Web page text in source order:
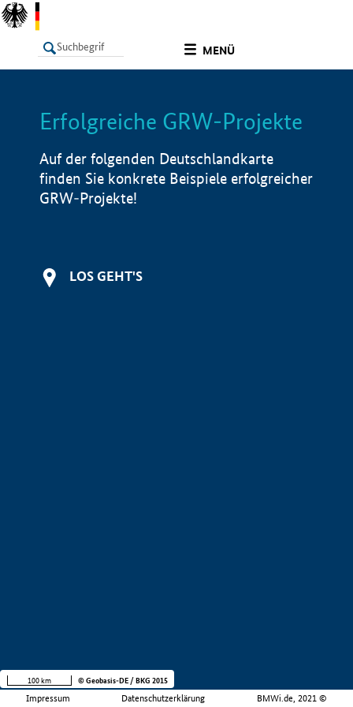
MENÜ
LISTE Info
Erfolgreiche GRW-Projekte
Auf der folgenden Deutschlandkarte
finden Sie konkrete Beispiele erfolgreicher
GRW-Projekte!
LOS GEHT'S
Impressum Datenschutzerklärung BMWi.de, 2021 ©
100 km © Geobasis-DE / BKG 2015